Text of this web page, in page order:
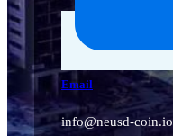
Email
info@neusd-coin.io